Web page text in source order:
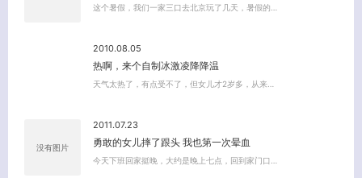
这个暑假，我们一家三口去北京玩了几天，暑假的…
2010.08.05
热啊，来个自制冰激凌降降温
天气太热了，有点受不了，但女儿才2岁多，从来…
没有图片
2011.07.23
勇敢的女儿摔了跟头 我也第一次晕血
今天下班回家挺晚，大约是晚上七点，回到家门口…